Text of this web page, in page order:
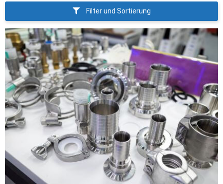
Filter und Sortierung